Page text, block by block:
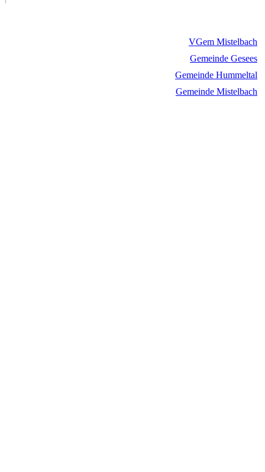
VGem Mistelbach
Gemeinde Gesees
Gemeinde Hummeltal
Gemeinde Mistelbach